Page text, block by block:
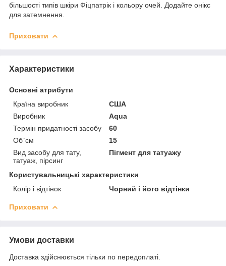
більшості типів шкіри Фіцпатрік і кольору очей. Додайте онікс
для затемнення.
Приховати
Характеристики
Основні атрибути
Країна виробник
США
Виробник
Aqua
Термін придатності засобу
60
Об`єм
15
Вид засобу для тату,
татуаж, пірсинг
Пігмент для татуажу
Користувальницькі характеристики
Колір і відтінок
Чорний і його відтінки
Приховати
Умови доставки
Доставка здійснюється тільки по передоплаті.